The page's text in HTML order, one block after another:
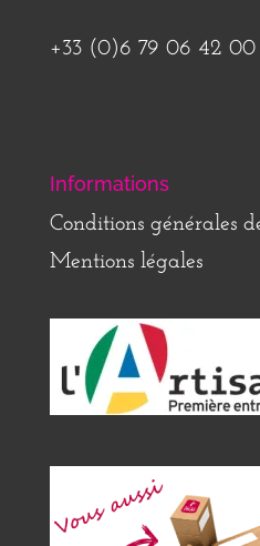
+33 (0)6 79 06 42 00
Informations
Conditions générales
Mentions légales